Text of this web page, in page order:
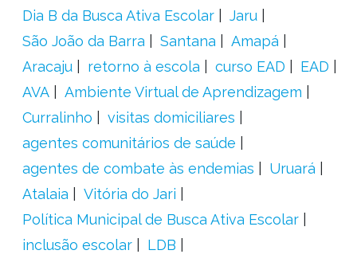
Dia B da Busca Ativa Escolar
Jaru
São João da Barra
Santana
Amapá
Aracaju
retorno à escola curso EAD
EAD
AVA
Ambiente Virtual de Aprendizagem
Curralinho
visitas domiciliares
agentes comunitários de saúde
agentes de combate às endemias
Uruará
Atalaia
Vitória do Jari
Política Municipal de Busca Ativa Escolar
inclusão escolar
LDB